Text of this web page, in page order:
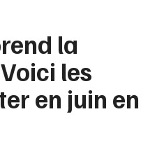
la
les
en juin en
week-end Autre